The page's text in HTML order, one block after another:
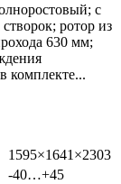
c
ротор из
630 мм;
комплекте...
1595×1641×2303
-40…+45